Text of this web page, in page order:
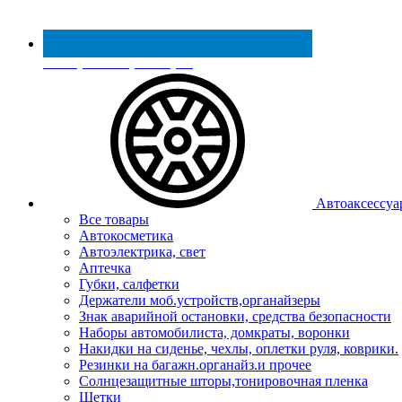
Реестр МинПромТорга
Все товары
Автокосметика
Автоэлектрика, свет
Аптечка
Губки, салфетки
Держатели моб.устройств,органайзеры
Знак аварийной остановки, средства безопасности
Наборы автомобилиста, домкраты, воронки
Накидки на сиденье, чехлы, оплетки руля, коврики.
Резинки на багажн.органайз.и прочее
Солнцезащитные шторы,тонировочная пленка
Щетки